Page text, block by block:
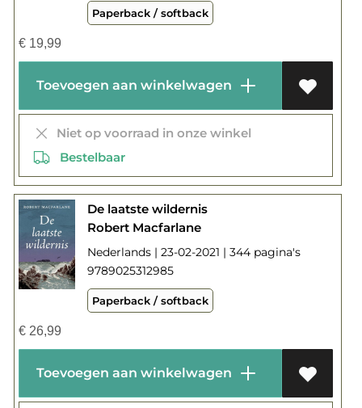
Paperback / softback
€19,99
Toevoegen aan winkelwagen
Niet op voorraad in onze winkel
Bestelbaar
De laatste wildernis
Robert Macfarlane
Nederlands | 23-02-2021 | 344 pagina's
9789025312985
Paperback / softback
€26,99
Toevoegen aan winkelwagen